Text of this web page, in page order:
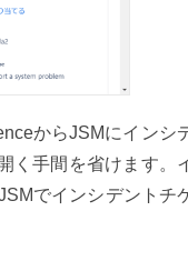
からJSMにインシ
く手間を省けます。
でインシデントチ